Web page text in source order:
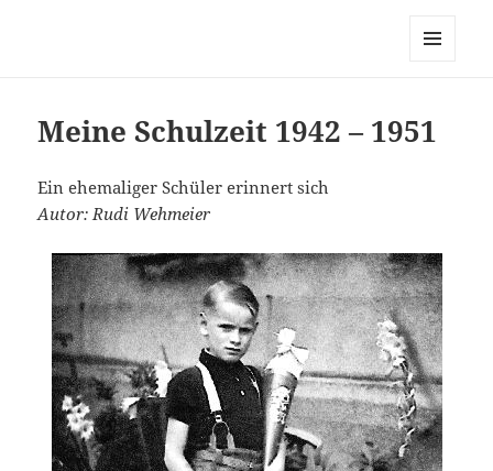
Meine Schulzeit 1942 – 1951
Ein ehemaliger Schüler erinnert sich
Autor: Rudi Wehmeier